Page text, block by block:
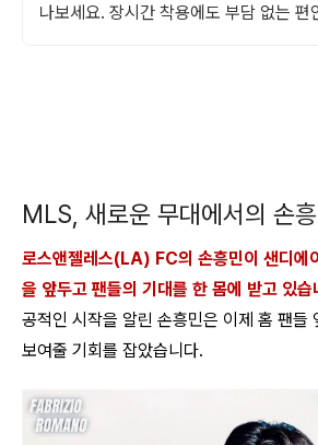
나보세요. 장시간 착용에도 부담 없는 편
MLS, 새로운 무대에서의 손
로스앤젤레스(LA) FC의 손흥민이 샌디에
을 앞두고 팬들의 기대를 한 몸에 받고 있습
공적인 시작을 알린 손흥민은 이제 홈 팬들
보여줄 기회를 잡았습니다.